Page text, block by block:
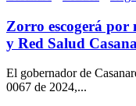
Zorro escogerá por
y Red Salud
El gobernador de
0067 de 2024,...